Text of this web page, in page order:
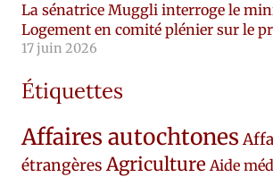
La sénatrice Muggli interroge le
Logement en comité plénier sur le
17 juin 2026
Étiquettes
Affaires autochtones
étrangères Agriculture Aide